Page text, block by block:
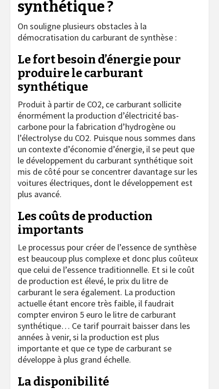
synthétique ?
On souligne plusieurs obstacles à la
démocratisation du carburant de synthèse :
Le fort besoin d’énergie pour
produire le carburant
synthétique
Produit à partir de CO2, ce carburant sollicite
énormément la production d’électricité bas-
carbone pour la fabrication d’hydrogène ou
l’électrolyse du CO2. Puisque nous sommes dans
un contexte d’économie d’énergie, il se peut que
le développement du carburant synthétique soit
mis de côté pour se concentrer davantage sur les
voitures électriques, dont le développement est
plus avancé.
Les coûts de production
importants
Le processus pour créer de l’essence de synthèse
est beaucoup plus complexe et donc plus coûteux
que celui de l’essence traditionnelle. Et si le coût
de production est élevé, le prix du litre de
carburant le sera également. La production
actuelle étant encore très faible, il faudrait
compter environ 5 euro le litre de carburant
synthétique… Ce tarif pourrait baisser dans les
années à venir, si la production est plus
importante et que ce type de carburant se
développe à plus grand échelle.
La disponibilité